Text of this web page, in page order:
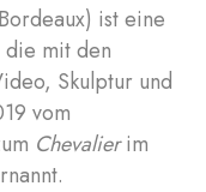
ist eine
die mit den
Skulptur und
vom
Chevalierim